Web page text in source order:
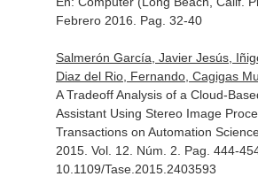
Febrero 2016. Pag. 32-40
Salmerón García, Javier Jesús,
Diaz del Rio, Fernando, Cagigas
A Tradeoff Analysis of a Cloud-
Assistant Using Stereo Image
Transactions on Automation
2015. Vol. 12. Núm. 2. Pag. 444-
10.1109/Tase.2015.2403593